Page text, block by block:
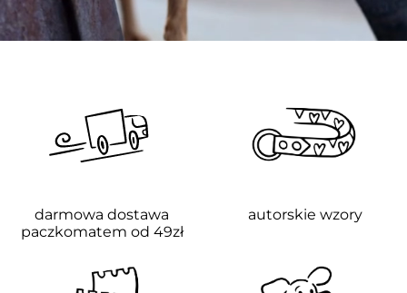
darmowa dostawa
paczkomatem od 49zł
autorskie wzory